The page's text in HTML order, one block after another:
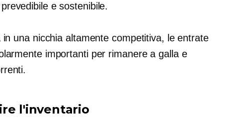
e sostenibile.
una nicchia altamente competitiva, le entrate
importanti per rimanere a galla e
l'inventario